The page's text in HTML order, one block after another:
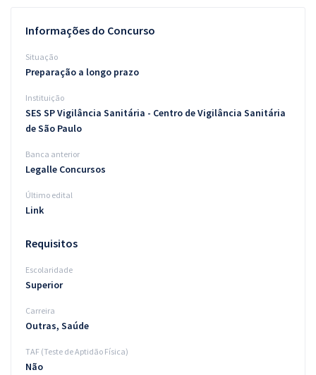
Blog
Aprovados
Informações do Concurso
Situação
Preparação a longo prazo
Instituição
SES SP Vigilância Sanitária - Centro de Vigilância Sanitária
de São Paulo
Banca anterior
Legalle Concursos
Último edital
Link
Requisitos
Escolaridade
Superior
Carreira
Outras, Saúde
TAF (Teste de Aptidão Física)
Não